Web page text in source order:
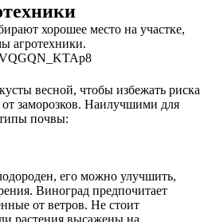
хорошее место на участке,
агротехники.
весной, чтобы избежать риска
заморозков. Наилучшими для
почвы:
его можно улучшить,
Виноград предпочитает
от ветров. Не стоит
растения высажены на